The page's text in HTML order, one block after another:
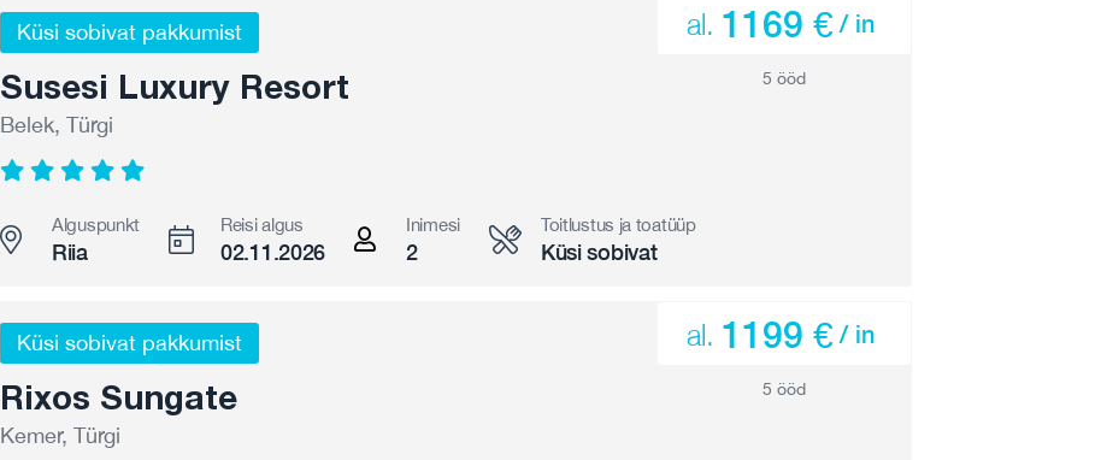
Küsi sobivat pakkumist
Susesi Luxury Resort
Belek, Türgi
al. 1169 € / in
5 ööd
Alguspunkt
Riia
Reisi algus
02.11.2026
Inimesi
2
Toitlustus ja toatüüp
Küsi sobivat
Küsi sobivat pakkumist
Rixos Sungate
Kemer, Türgi
al. 1199 € / in
5 ööd